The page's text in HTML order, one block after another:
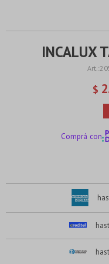
INCALUX
$
Comprá con